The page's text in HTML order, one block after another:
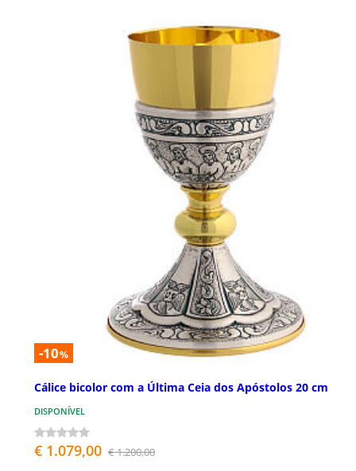
-10%
Cálice bicolor com a Última Ceia dos Apóstolos 20 cm
DISPONÍVEL
€ 1.079,00 € 1.200,00